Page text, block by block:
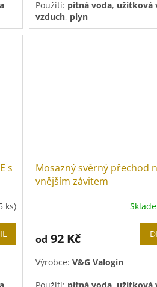
Použití: pitná voda, užitková
vzduch, plyn
s
ks)
Mosazný svěrný přechod
vnějším závitem
od 92 Kč
Výrobce: V&G Valogin